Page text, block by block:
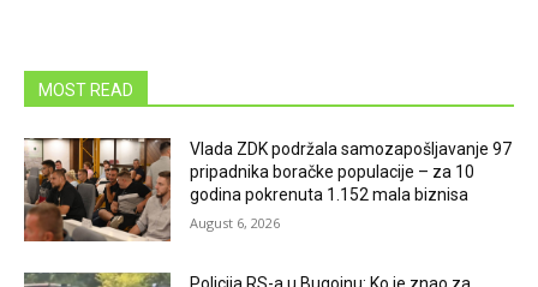
MOST READ
Vlada ZDK podržala samozapošljavanje 97
pripadnika boračke populacije – za 10
godina pokrenuta 1.152 mala biznisa
August 6, 2026
Policija RS-a u Bugojnu: Ko je znao za